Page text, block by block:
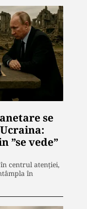
se
”se vede”
centrul atenției,
în